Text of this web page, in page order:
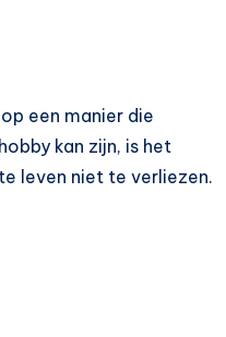
een manier die
kan zijn, is het
leven niet te verliezen.